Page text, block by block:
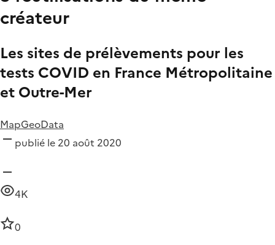
créateur
Les sites de prélèvements pour les
tests COVID en France Métropolitaine
et Outre-Mer
MapGeoData
publié le 20 août 2020
4K
0